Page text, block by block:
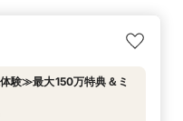
験≫最大150万特典＆ミ